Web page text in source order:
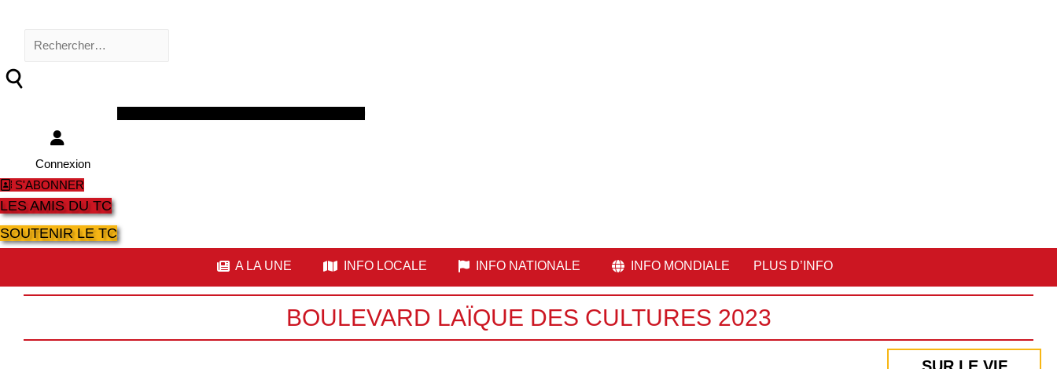
Rechercher :
Connexion
S'ABONNER
LES AMIS DU TC
SOUTENIR LE TC
A LA UNE INFO LOCALE INFO NATIONALE INFO MONDIALE PLUS D’INFO
BOULEVARD LAÏQUE DES CULTURES 2023
SUR LE VIF